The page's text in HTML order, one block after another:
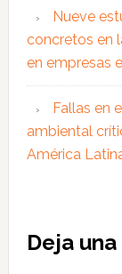
Nueve
concretos en
en empresas
Fallas en
ambiental
América
con
Deja